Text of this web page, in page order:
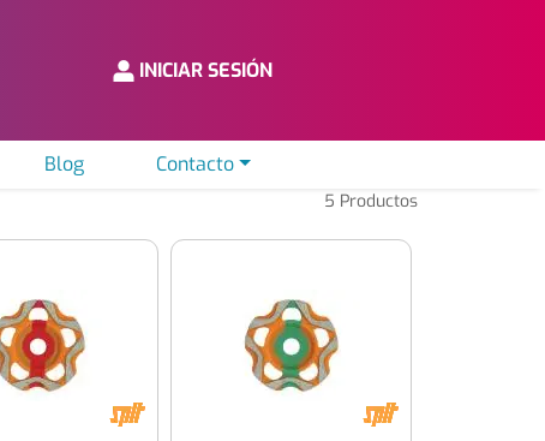
INICIAR SESIÓN
Blog Contacto
5 Productos